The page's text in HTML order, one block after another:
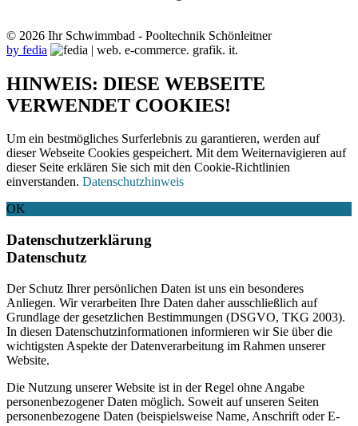
© 2026 Ihr Schwimmbad - Pooltechnik Schönleitner
by fedia
HINWEIS: DIESE WEBSEITE
VERWENDET COOKIES!
Um ein bestmögliches Surferlebnis zu garantieren, werden auf
dieser Webseite Cookies gespeichert. Mit dem Weiternavigieren auf
dieser Seite erklären Sie sich mit den Cookie-Richtlinien
einverstanden. Datenschutzhinweis
OK
Datenschutzerklärung
Datenschutz
Der Schutz Ihrer persönlichen Daten ist uns ein besonderes
Anliegen. Wir verarbeiten Ihre Daten daher ausschließlich auf
Grundlage der gesetzlichen Bestimmungen (DSGVO, TKG 2003).
In diesen Datenschutzinformationen informieren wir Sie über die
wichtigsten Aspekte der Datenverarbeitung im Rahmen unserer
Website.
Die Nutzung unserer Website ist in der Regel ohne Angabe
personenbezogener Daten möglich. Soweit auf unseren Seiten
personenbezogene Daten (beispielsweise Name, Anschrift oder E-